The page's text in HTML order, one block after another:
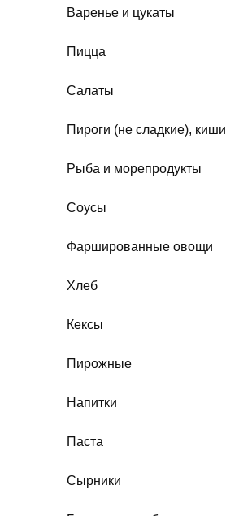
Варенье и цукаты
Пицца
Салаты
Пироги (не сладкие), киши
Рыба и морепродукты
Соусы
Фаршированные овощи
Хлеб
Кексы
Пирожные
Напитки
Паста
Сырники